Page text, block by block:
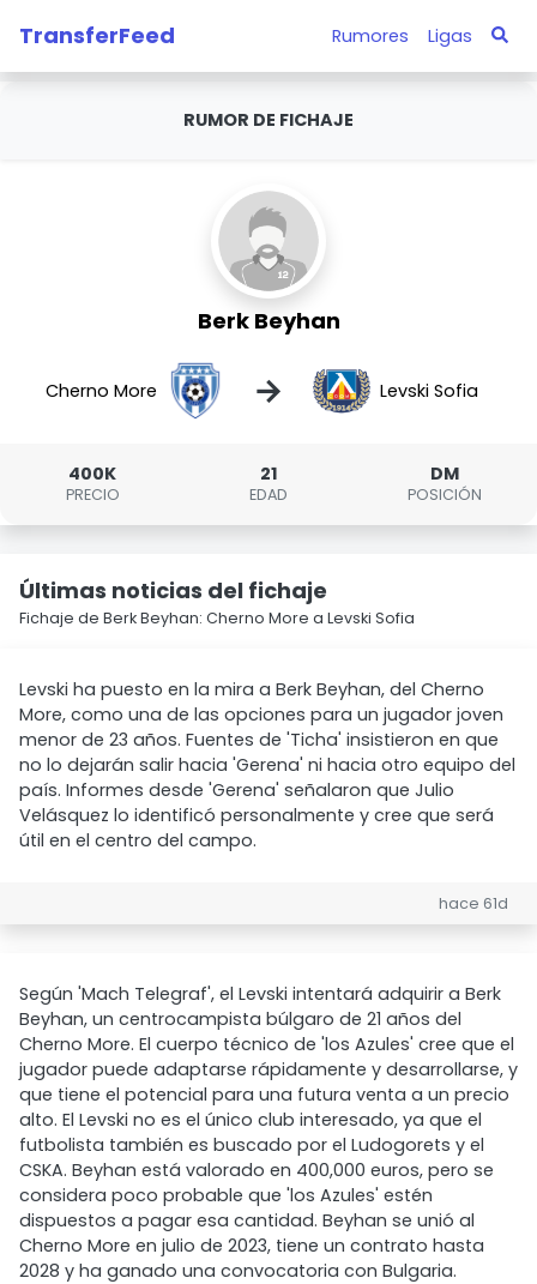
TransferFeed Rumores Ligas
RUMOR DE FICHAJE
Berk Beyhan
Cherno More → Levski Sofia
400K
PRECIO
21
EDAD
DM
POSICIÓN
Últimas noticias del fichaje
Fichaje de Berk Beyhan: Cherno More a Levski Sofia
Levski ha puesto en la mira a Berk Beyhan, del Cherno
More, como una de las opciones para un jugador joven
menor de 23 años. Fuentes de 'Ticha' insistieron en que
no lo dejarán salir hacia 'Gerena' ni hacia otro equipo del
país. Informes desde 'Gerena' señalaron que Julio
Velásquez lo identificó personalmente y cree que será
útil en el centro del campo.
hace 61d
Según 'Mach Telegraf', el Levski intentará adquirir a Berk
Beyhan, un centrocampista búlgaro de 21 años del
Cherno More. El cuerpo técnico de 'los Azules' cree que el
jugador puede adaptarse rápidamente y desarrollarse, y
que tiene el potencial para una futura venta a un precio
alto. El Levski no es el único club interesado, ya que el
futbolista también es buscado por el Ludogorets y el
CSKA. Beyhan está valorado en 400,000 euros, pero se
considera poco probable que 'los Azules' estén
dispuestos a pagar esa cantidad. Beyhan se unió al
Cherno More en julio de 2023, tiene un contrato hasta
2028 y ha ganado una convocatoria con Bulgaria.